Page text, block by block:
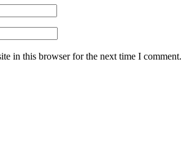
in this browser for the next time I comment.